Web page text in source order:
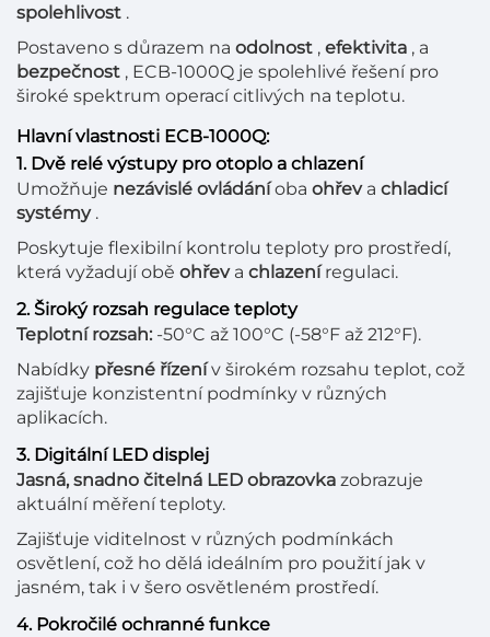
spolehlivost .
Postaveno s důrazem na odolnost , efektivita , a
bezpečnost , ECB-1000Q je spolehlivé řešení pro
široké spektrum operací citlivých na teplotu.
Hlavní vlastnosti ECB-1000Q:
1. Dvě relé výstupy pro otoplo a chlazení
Umožňuje nezávislé ovládáníoba ohřev a chladicí
systémy .
Poskytuje flexibilní kontrolu teploty pro prostředí,
která vyžadují obě ohřev a chlazeníregulaci.
2. Široký rozsah regulace teploty
Teplotní rozsah: -50°C až 100°C (-58°F až 212°F).
Nabídky přesné řízenív širokém rozsahu teplot, což
zajišťuje konzistentní podmínky v různých
aplikacích.
3. Digitální LED displej
Jasná, snadno čitelná LED obrazovka zobrazuje
aktuální měření teploty.
Zajišťuje viditelnost v různých podmínkách
osvětlení, což ho dělá ideálním pro použití jak v
jasném, tak i v šero osvětleném prostředí.
4. Pokročilé ochranné funkce